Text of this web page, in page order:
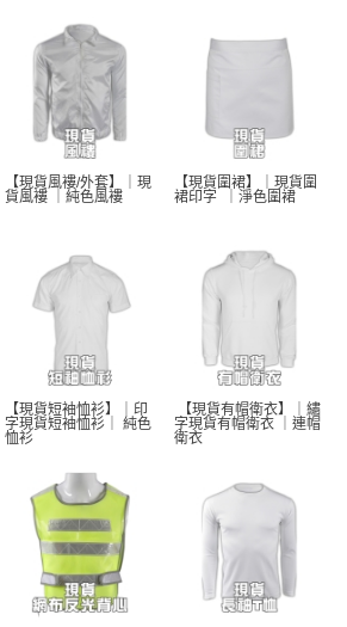
【現貨風褸/外套】｜現
貨風褸 ｜純色風褸
【現貨圍裙】｜現貨圍
裙印字  ｜淨色圍裙
【現貨短袖恤衫】｜印
字現貨短袖恤衫｜ 純色
恤衫
字現貨有帽衛衣 ｜連帽
衛衣